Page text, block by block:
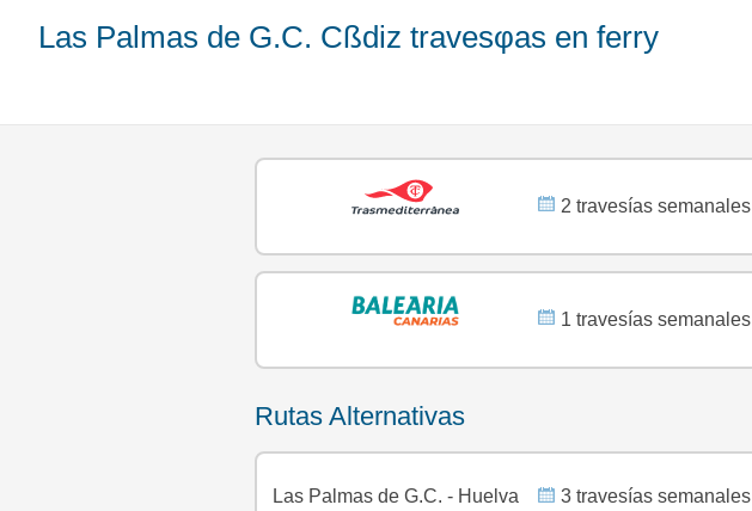
Las Palmas de G.C. Cßdiz travesφas en ferry
2 travesías semanales
1 travesías semanales
Rutas Alternativas
Las Palmas de G.C. - Huelva 3 travesías semanales